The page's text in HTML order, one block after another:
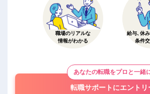
職場のリアルな
情報がわかる
給与、休
条件
あなたの転職をプロと一緒
転職サポートにエントリ